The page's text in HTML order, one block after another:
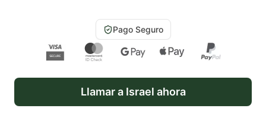
Pago Seguro
Llamar a Israel ahora